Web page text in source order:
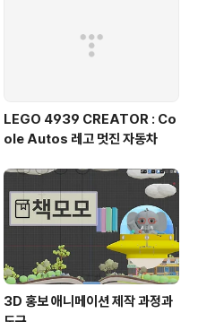
LEGO 4939 CREATOR : Co
ole Autos 레고 멋진 자동차
3D 홍보 애니메이션 제작 과정과